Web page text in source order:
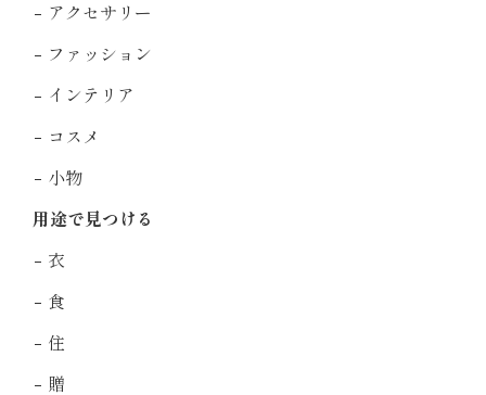
アクセサリー
ファッション
インテリア
コスメ
小物
用途で見つける
衣
食
住
贈